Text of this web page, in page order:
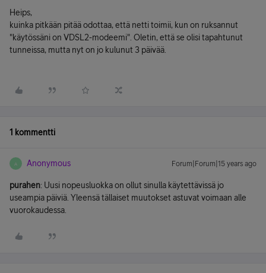
Heips,
kuinka pitkään pitää odottaa, että netti toimii, kun on ruksannut
"käytössäni on VDSL2-modeemi". Oletin, että se olisi tapahtunut
tunneissa, mutta nyt on jo kulunut 3 päivää.
1 kommentti
A Anonymous Forum|Forum|15 years ago
purahen: Uusi nopeusluokka on ollut sinulla käytettävissä jo
useampia päiviä. Yleensä tällaiset muutokset astuvat voimaan alle
vuorokaudessa.